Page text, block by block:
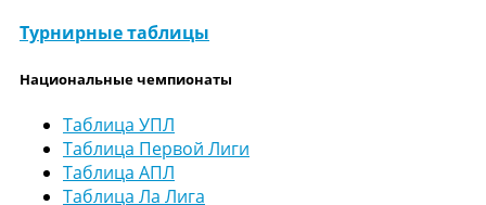
Турнирные таблицы
Национальные чемпионаты
Таблица УПЛ
Таблица Первой Лиги
Таблица АПЛ
Таблица Ла Лига